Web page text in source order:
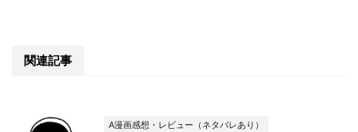
関連記事
A漫画感想・レビュー（ネタバレあり）